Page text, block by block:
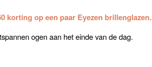
korting op een paar Eyezen brillenglazen.
ogen aan het einde van de dag.